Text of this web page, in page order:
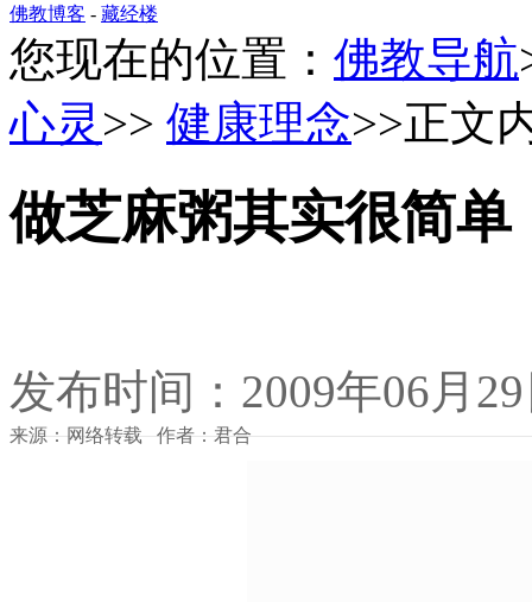
佛教博客 - 藏经楼
您现在的位置： 佛教导航
心灵 >> 健康理念>>正文
做芝麻粥其实很简单
发布时间：2009年06月
来源：网络转载 作者：君合